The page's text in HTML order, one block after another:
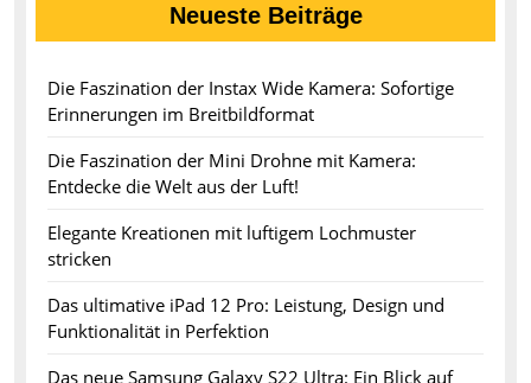
Neueste Beiträge
Die Faszination der Instax Wide Kamera: Sofortige
Erinnerungen im Breitbildformat
Die Faszination der Mini Drohne mit Kamera:
Entdecke die Welt aus der Luft!
Elegante Kreationen mit luftigem Lochmuster
stricken
Das ultimative iPad 12 Pro: Leistung, Design und
Funktionalität in Perfektion
Das neue Samsung Galaxy S22 Ultra: Ein Blick auf